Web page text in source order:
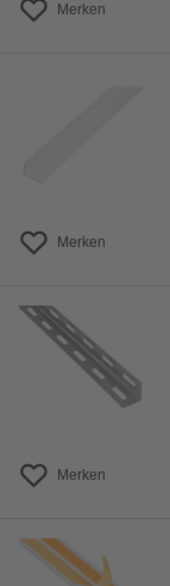
Merken
Merken
Merken